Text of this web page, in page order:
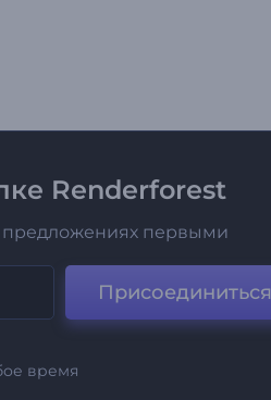
Renderforest
предложениях первыми
Присоединиться
время